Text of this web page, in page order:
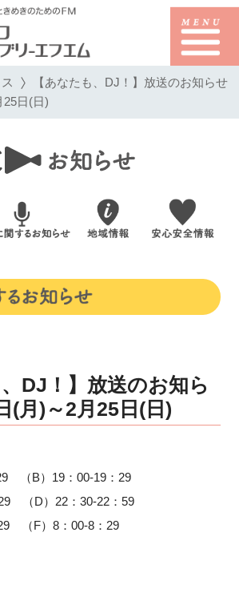
【あなたも、DJ！】放送のお知らせ
25日(日)
、DJ！】放送のお知ら
(月)～2月25日(日)
（B）19：00-19：29
29 （D）22：30-22：59
29 （F）8：00-8：29